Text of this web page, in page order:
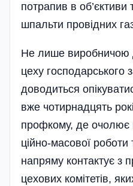
потрапив в об’єктиви
шпальти провідних
Не лише виробничою
цеху господарського
доводиться
вже чотирнадцять
профкому, де очолює
ційно-масової
напряму контактує з
цехових комітетів,